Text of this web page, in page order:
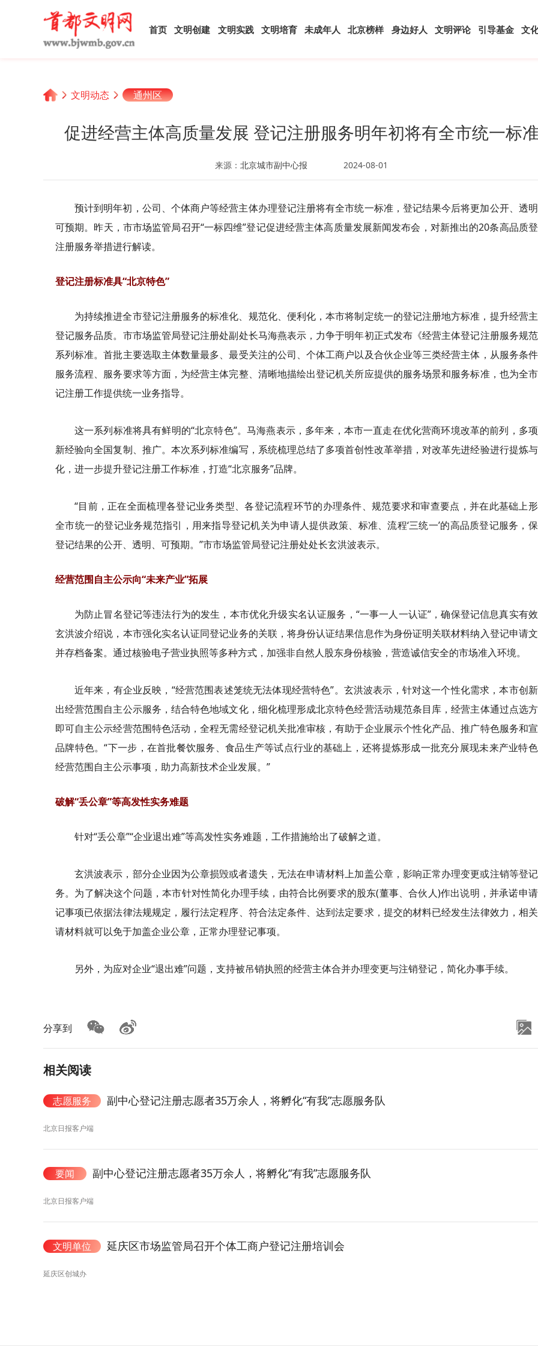
首页 文明创建 文明实践 文明培育 未成年人 北京榜样 身边好人 文明评论 引导基金 文
文明动态 通州区
促进经营主体高质量发展 登记注册服务明年初将有全市统一标准
来源： 北京城市副中心报 2024-08-01
预计到明年初，公司、个体商户等经营主体办理登记注册将有全市统一标准，登记结果今后将更加公开、透明
可预期。昨天，市市场监管局召开“一标四维”登记促进经营主体高质量发展新闻发布会，对新推出的20条高品质
注册服务举措进行解读。
登记注册标准具“北京特色”
为持续推进全市登记注册服务的标准化、规范化、便利化，本市将制定统一的登记注册地方标准，提升经营
登记服务品质。市市场监管局登记注册处副处长马海燕表示，力争于明年初正式发布《经营主体登记注册服务规范
系列标准。首批主要选取主体数量最多、最受关注的公司、个体工商户以及合伙企业等三类经营主体，从服务条件
服务流程、服务要求等方面，为经营主体完整、清晰地描绘出登记机关所应提供的服务场景和服务标准，也为全
记注册工作提供统一业务指导。
这一系列标准将具有鲜明的“北京特色”。马海燕表示，多年来，本市一直走在优化营商环境改革的前列，多
新经验向全国复制、推广。本次系列标准编写，系统梳理总结了多项首创性改革举措，对改革先进经验进行提炼
化，进一步提升登记注册工作标准，打造“北京服务”品牌。
“目前，正在全面梳理各登记业务类型、各登记流程环节的办理条件、规范要求和审查要点，并在此基础上
全市统一的登记业务规范指引，用来指导登记机关为申请人提供政策、标准、流程‘三统一’的高品质登记服务，
登记结果的公开、透明、可预期。”市市场监管局登记注册处处长玄洪波表示。
经营范围自主公示向“未来产业”拓展
为防止冒名登记等违法行为的发生，本市优化升级实名认证服务，“一事一人一认证”，确保登记信息真实有效
玄洪波介绍说，本市强化实名认证同登记业务的关联，将身份认证结果信息作为身份证明关联材料纳入登记申请
并存档备案。通过核验电子营业执照等多种方式，加强非自然人股东身份核验，营造诚信安全的市场准入环境。
近年来，有企业反映，“经营范围表述笼统无法体现经营特色”。玄洪波表示，针对这一个性化需求，本市创
出经营范围自主公示服务，结合特色地域文化，细化梳理形成北京特色经营活动规范条目库，经营主体通过点选
即可自主公示经营范围特色活动，全程无需经登记机关批准审核，有助于企业展示个性化产品、推广特色服务和
品牌特色。“下一步，在首批餐饮服务、食品生产等试点行业的基础上，还将提炼形成一批充分展现未来产业特
经营范围自主公示事项，助力高新技术企业发展。”
破解“丢公章”等高发性实务难题
针对“丢公章”“企业退出难”等高发性实务难题，工作措施给出了破解之道。
玄洪波表示，部分企业因为公章损毁或者遗失，无法在申请材料上加盖公章，影响正常办理变更或注销等登
务。为了解决这个问题，本市针对性简化办理手续，由符合比例要求的股东(董事、合伙人)作出说明，并承诺申
记事项已依据法律法规规定，履行法定程序、符合法定条件、达到法定要求，提交的材料已经发生法律效力，相
请材料就可以免于加盖企业公章，正常办理登记事项。
另外，为应对企业“退出难”问题，支持被吊销执照的经营主体合并办理变更与注销登记，简化办事手续。
分享到
相关阅读
志愿服务 副中心登记注册志愿者35万余人，将孵化“有我”志愿服务队
北京日报客户端
要闻 副中心登记注册志愿者35万余人，将孵化“有我”志愿服务队
北京日报客户端
文明单位 延庆区市场监管局召开个体工商户登记注册培训会
延庆区创城办